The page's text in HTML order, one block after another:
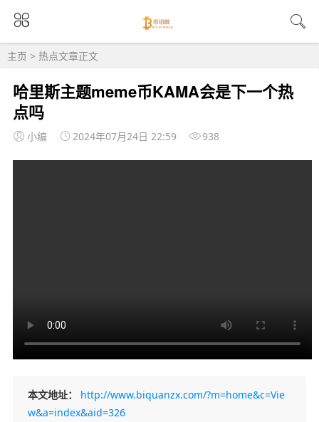
主页 > 热点文章正文
哈里斯主题meme币KAMA会是下一个热
点吗
小编 2024年07月24日 22:59 938
本文地址：
http://www.biquanzx.com/?m=home&c=Vie
w&a=index&aid=326